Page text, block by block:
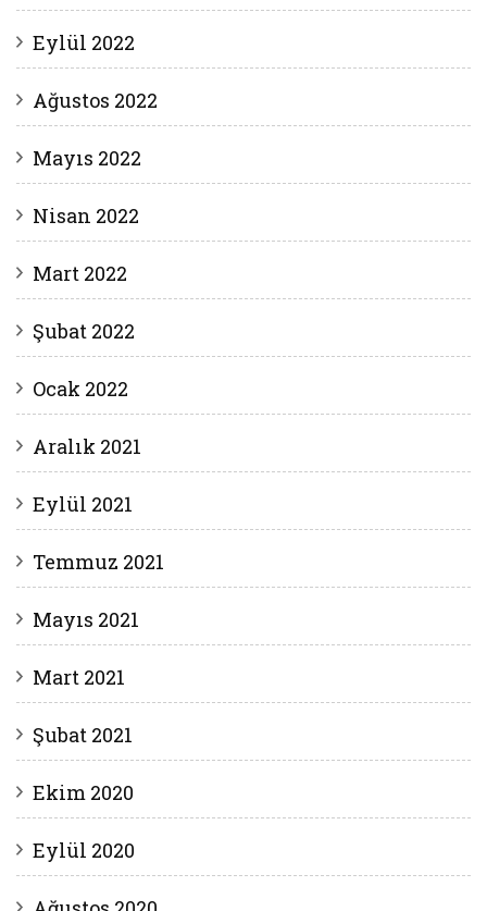
Eylül 2022
Ağustos 2022
Mayıs 2022
Nisan 2022
Mart 2022
Şubat 2022
Ocak 2022
Aralık 2021
Eylül 2021
Temmuz 2021
Mayıs 2021
Mart 2021
Şubat 2021
Ekim 2020
Eylül 2020